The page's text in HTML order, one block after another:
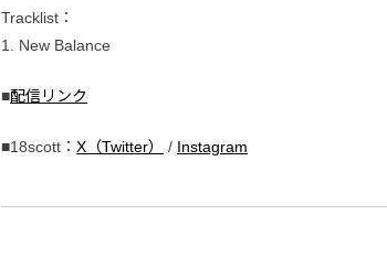
Tracklist：
1. New Balance
■配信リンク
■18scott： X（Twitter） / Instagram